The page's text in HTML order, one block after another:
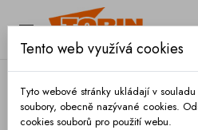

Tento web využívá cookies
Tyto webové stránky ukládají v
soubory, obecně nazývané cookies.
cookies souborů pro použití webu.